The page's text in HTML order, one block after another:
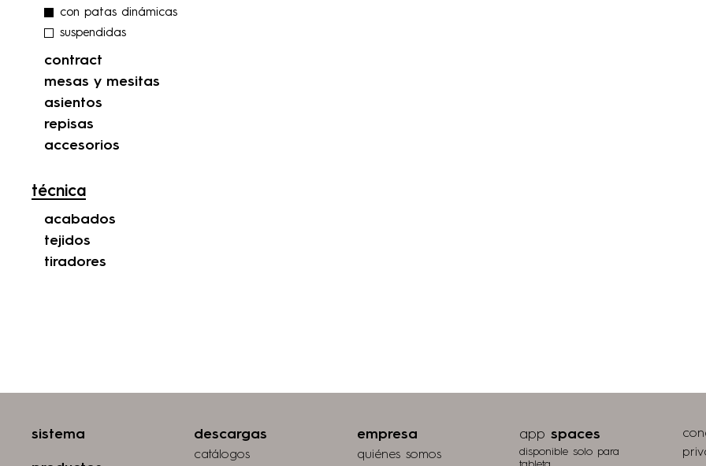
con patas dinámicas
suspendidas
contract
mesas y mesitas
asientos
repisas
accesorios
técnica
acabados
tejidos
tiradores
sistema descargas
catálogos
empresa
quiénes somos
appspaces
disponible solo para